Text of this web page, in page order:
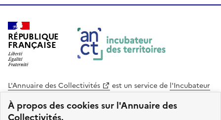
À propos des cookies sur l'Annuaire des
Collectivités.
RÉPUBLIQUE
FRANÇAISE
L'Annuaire des Collectivités est un service de l'Incubateur
des Territoires
Cohésion des Territoires
. Le code source de ce site web